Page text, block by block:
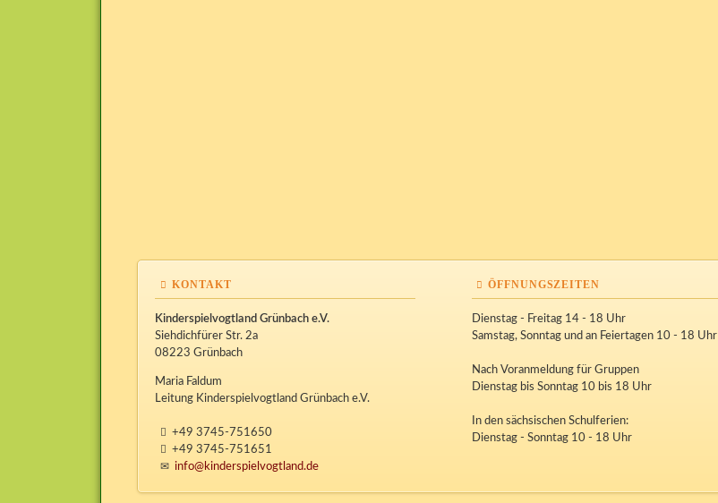
KONTAKT
Kinderspielvogtland Grünbach e.V.
Siehdichfürer Str. 2a
08223 Grünbach
Maria Faldum
Leitung Kinderspielvogtland Grünbach e.V.
+49 3745-751650
+49 3745-751651
info@kinderspielvogtland.de
ÖFFNUNGSZEITEN
Dienstag - Freitag 14 - 18 Uhr
Samstag, Sonntag und an Feiertagen 10 - 18 Uhr
Nach Voranmeldung für Gruppen
Dienstag bis Sonntag 10 bis 18 Uhr
In den sächsischen Schulferien:
Dienstag - Sonntag 10 - 18 Uhr